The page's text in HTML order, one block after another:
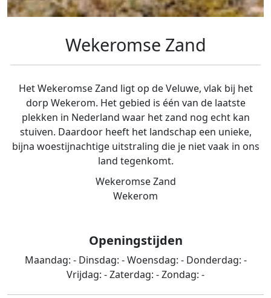
Wekeromse Zand
Het Wekeromse Zand ligt op de Veluwe, vlak bij het
dorp Wekerom. Het gebied is één van de laatste
plekken in Nederland waar het zand nog echt kan
stuiven. Daardoor heeft het landschap een unieke,
bijna woestijnachtige uitstraling die je niet vaak in ons
land tegenkomt.
Wekeromse Zand
Wekerom
Openingstijden
Maandag: - Dinsdag: -Woensdag: - Donderdag: -
Vrijdag: -Zaterdag: -Zondag: -